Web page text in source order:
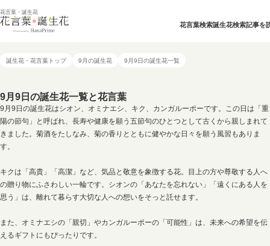
花言葉・誕生花
花言葉検索誕生花検索記事を
誕生花・花言葉トップ 9月の誕生花 9月9日の誕生花一覧
9月9日の誕生花一覧と花言葉
9月9日の誕生花はシオン、オミナエシ、キク、カンガルーポーです。この日は「重
陽の節句」と呼ばれ、長寿や健康を願う五節句のひとつとして古くから親しまれて
きました。菊酒をたしなみ、菊の香りとともに健やかな日々を願う風習もありま
す。
キクは「高貴」「高潔」など、気品と敬意を象徴する花。目上の方や尊敬する人へ
の贈り物にふさわしい一輪です。シオンの「あなたを忘れない」「遠くにある人を
思う」は、離れて暮らす大切な人への想いをそっと託せます。
また、オミナエシの「親切」やカンガルーポーの「可能性」は、未来への希望を伝
えるギフトにもぴったりです。